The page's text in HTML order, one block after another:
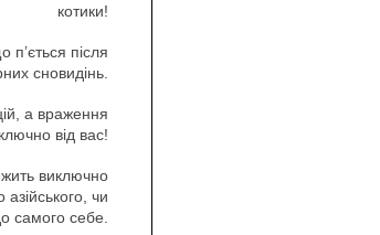
котики!
п’ється після
сновидінь.
а враження
від вас!
виключно
чи
самого себе.